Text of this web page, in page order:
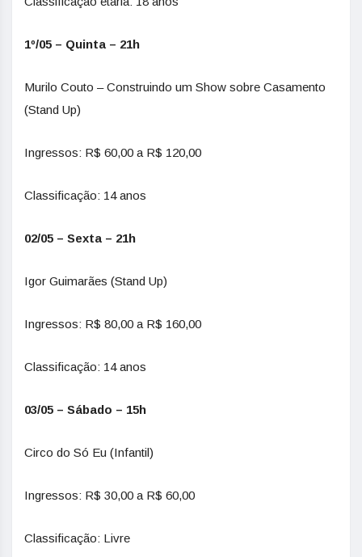
1º/05 – Quinta – 21h
Murilo Couto – Construindo um Show sobre Casamento
(Stand Up)
Ingressos: R$ 60,00 a R$ 120,00
Classificação: 14 anos
02/05 – Sexta – 21h
Igor Guimarães (Stand Up)
Ingressos: R$ 80,00 a R$ 160,00
Classificação: 14 anos
03/05 – Sábado – 15h
Circo do Só Eu (Infantil)
Ingressos: R$ 30,00 a R$ 60,00
Classificação: Livre